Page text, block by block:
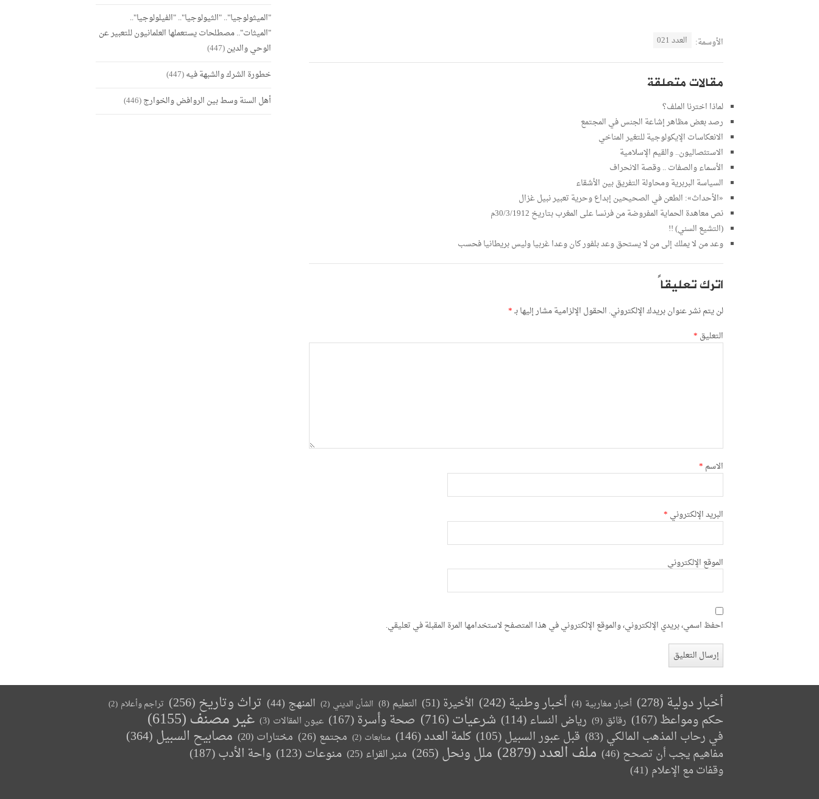
الأوسمة: العدد 021
مقالات متعلقة
لماذا اخترنا الملف؟
رصد بعض مظاهر إشاعة الجنس في المجتمع
الانعكاسات الإيكولوجية للتغير المناخي
الاستئصاليون.. والقيم الإسلامية
الأسماء والصفات .. وقصة الانحراف
السياسة البربرية ومحاولة التفريق بين الأشقاء
«الأحداث»: الطعن في الصحيحين إبداع وحرية تعبير نبيل غزال
نص معاهدة الحماية المفروضة من فرنسا على المغرب بتاريخ 30/3/1912م
(التشيع السني) !!
وعد من لا يملك إلى من لا يستحق وعد بلفور كان وعدا غربيا وليس بريطانيا فحسب
اترك تعليقاً
لن يتم نشر عنوان بريدك الإلكتروني. الحقول الإلزامية مشار إليها بـ*
التعليق *
الاسم *
البريد الإلكتروني *
الموقع الإلكتروني
احفظ اسمي، بريدي الإلكتروني، والموقع الإلكتروني في هذا المتصفح لاستخدامها المرة المقبلة في تعليقي.
"الميثولوجيا".. "الثيولوجيا".. "الفيلولوجيا"..
"الميثات".. مصطلحات يستعملها العلمانيون للتعبير عن
الوحي والدين(447)
خطورة الشرك والشبهة فيه(447)
أهل السنة وسط بين الروافض والخوارج(446)
أخبار دولية (278) أخبار مغاربية (4) أخبار وطنية(242) الأخيرة (51) التعليم (8) الشأن الديني (2) المنهج (44) تراث وتاريخ(256) تراجم وأعلام (2)
حكم ومواعظ(167) رقائق (9) رياض النساء(114) شرعيات(716) صحة وأسرة(167) عيون المقالات (3) غير مصنف(6155)
في رحاب المذهب المالكي (83) قبل عبور السبيل(105) كلمة العدد(146) متابعات (2) مجتمع (26) مختارات (20) مصابيح السبيل(364)
مفاهيم يجب أن تصحح (46) ملف العدد(2879) ملل ونحل(265) منبر القراء(25) منوعات(123) واحة الأدب(187)
وقفات مع الإعلام (41)